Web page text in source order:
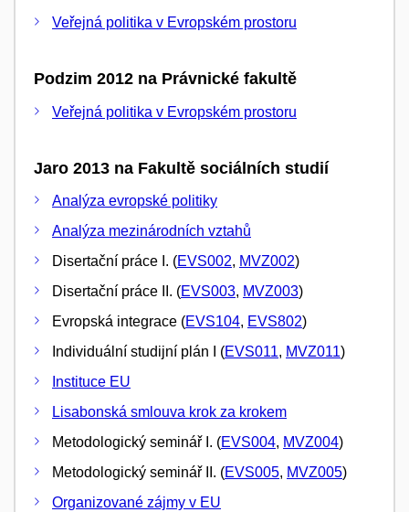
Veřejná politika v Evropském prostoru
Podzim 2012 na Právnické fakultě
Veřejná politika v Evropském prostoru
Jaro 2013 na Fakultě sociálních studií
Analýza evropské politiky
Analýza mezinárodních vztahů
Disertační práce I. (EVS002, MVZ002)
Disertační práce II. (EVS003, MVZ003)
Evropská integrace (EVS104, EVS802)
Individuální studijní plán I (EVS011, MVZ011)
Instituce EU
Lisabonská smlouva krok za krokem
Metodologický seminář I. (EVS004, MVZ004)
Metodologický seminář II. (EVS005, MVZ005)
Organizované zájmy v EU